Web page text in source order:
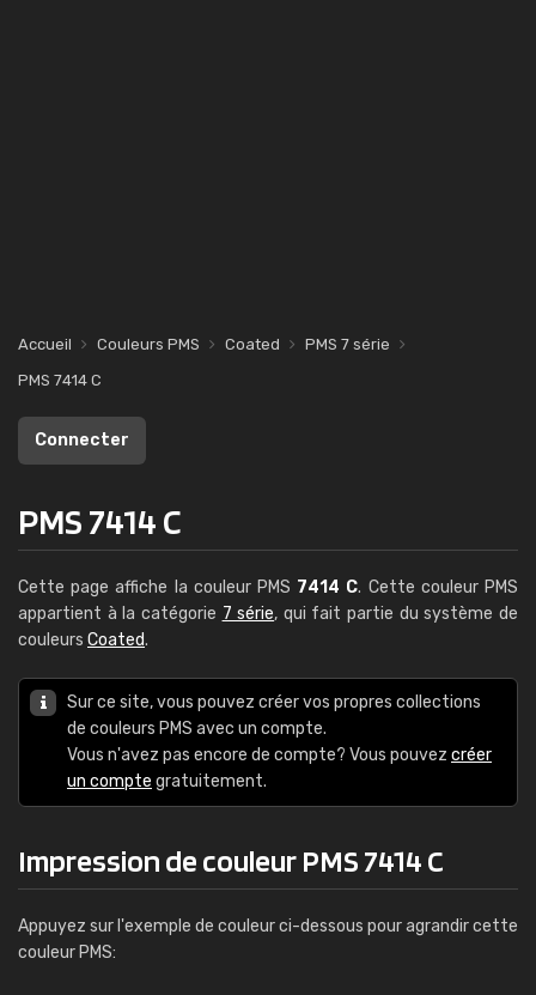
Accueil Couleurs PMS Coated
PMS 7 série
PMS 7414 C
Connecter
PMS 7414 C
Cette page affiche la couleur PMS 7414 C. Cette couleur PMS
appartient à la catégorie 7 série, qui fait partie du système de
couleurs Coated.
Sur ce site, vous pouvez créer vos propres collections
de couleurs PMS avec un compte.
Vous n'avez pas encore de compte? Vous pouvez créer
un compte gratuitement.
Impression de couleur PMS 7414 C
Appuyez sur l'exemple de couleur ci-dessous pour agrandir cette
couleur PMS: